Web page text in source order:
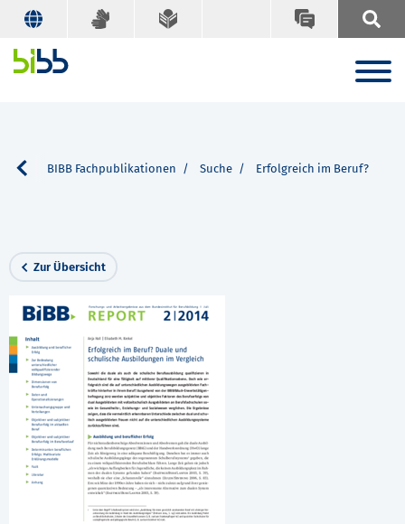
BIBB Fachpublikationen Suche Erfolgreich im Beruf?
Zur Übersicht